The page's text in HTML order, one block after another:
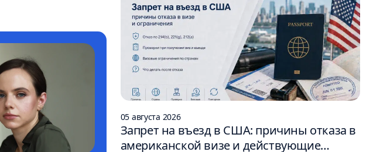
05 августа 2026
Запрет на въезд в США: причины отказа в
американской визе и действующие